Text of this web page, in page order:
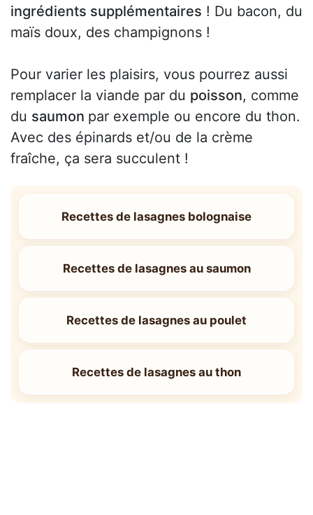
ingrédients supplémentaires ! Du bacon, du
maïs doux, des champignons !
Pour varier les plaisirs, vous pourrez aussi
remplacer la viande par du poisson, comme
du saumon par exemple ou encore du thon.
Avec des épinards et/ou de la crème
fraîche, ça sera succulent !
Recettes de lasagnes bolognaise
Recettes de lasagnes au saumon
Recettes de lasagnes au poulet
Recettes de lasagnes au thon